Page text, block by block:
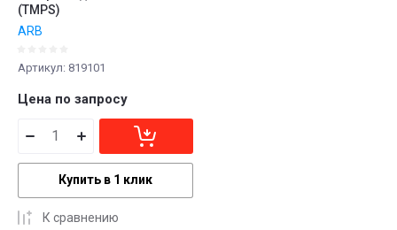
(TMPS)
ARB
Артикул: 819101
Цена по запросу
Купить в 1 клик
К сравнению